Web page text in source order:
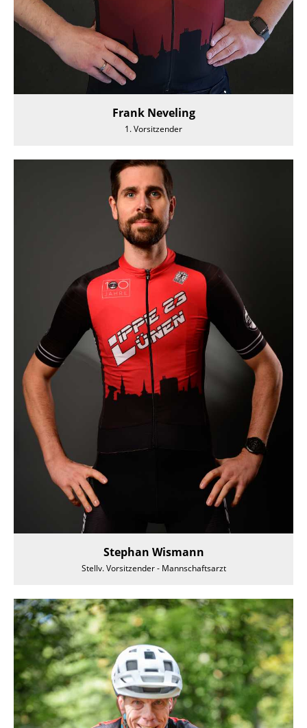
Frank Neveling
1. Vorsitzender
Stephan Wismann
Stellv. Vorsitzender - Mannschaftsarzt